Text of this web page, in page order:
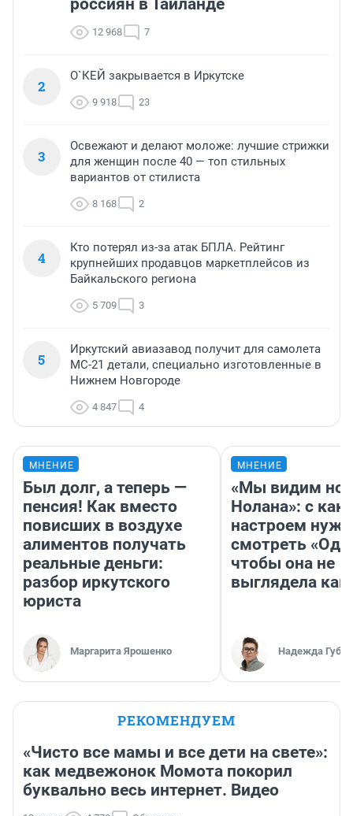
россиян в Таиланде
12 968 7
2
О`КЕЙ закрывается в Иркутске
9 918 23
3
Освежают и делают моложе: лучшие стрижки
для женщин после 40 — топ стильных
вариантов от стилиста
8 168 2
4
Кто потерял из-за атак БПЛА. Рейтинг
крупнейших продавцов маркетплейсов из
Байкальского региона
5 709 3
5
Иркутский авиазавод получит для самолета
МС-21 детали, специально изготовленные в
Нижнем Новгороде
4 847 4
МНЕНИЕ
Был долг, а теперь —
пенсия! Как вместо
повисших в воздухе
алиментов получать
реальные деньги:
разбор иркутского
юриста
Маргарита Ярошенко
МНЕНИЕ
«Мы видим
Нолана»: с
настроем
смотреть
чтобы она не
выглядела как
Надежда
РЕКОМЕНДУЕМ
«Чисто все мамы и все дети на свете»:
как медвежонок Момота покорил
буквально весь интернет. Видео